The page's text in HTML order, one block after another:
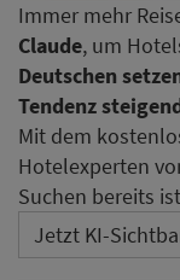
Immer mehr
Claude, um
Deutschen
Tendenz
Mit dem
Hotelexperten
Suchen bereits
Jetzt KI-